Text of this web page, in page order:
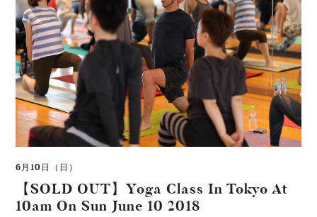
6月10日（日）
【SOLD OUT】Yoga Class In Tokyo At
10am On Sun June 10 2018